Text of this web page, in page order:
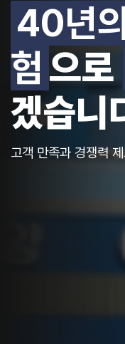
40년
험 으로
겠습니
고객 만족과 경쟁력